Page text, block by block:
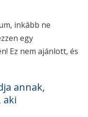
inkább ne
egy
Ez nem ajánlott, és
annak,
aki